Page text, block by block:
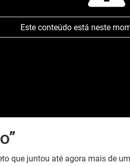
Este conteúdo está neste
que juntou até agora mais de